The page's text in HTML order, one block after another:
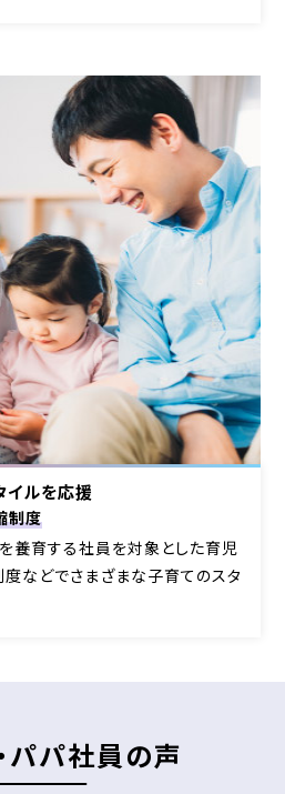
イルを応援
制度
養育する社員を対象とした育児
度などでさまざまな子育てのスタ
パパ社員の声